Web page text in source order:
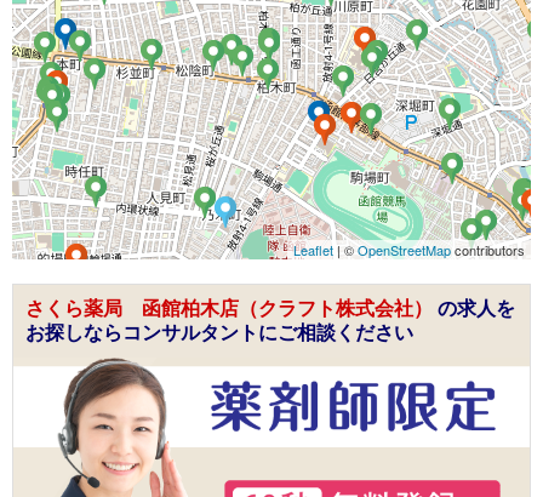
Leaflet| ©OpenStreetMapcontributors
さくら薬局 函館柏木店（クラフト株式会社） の求人を
お探しならコンサルタントにご相談ください